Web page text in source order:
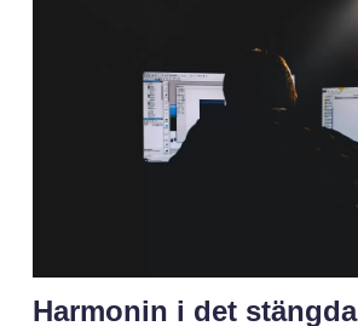
Harmonin i det stängda